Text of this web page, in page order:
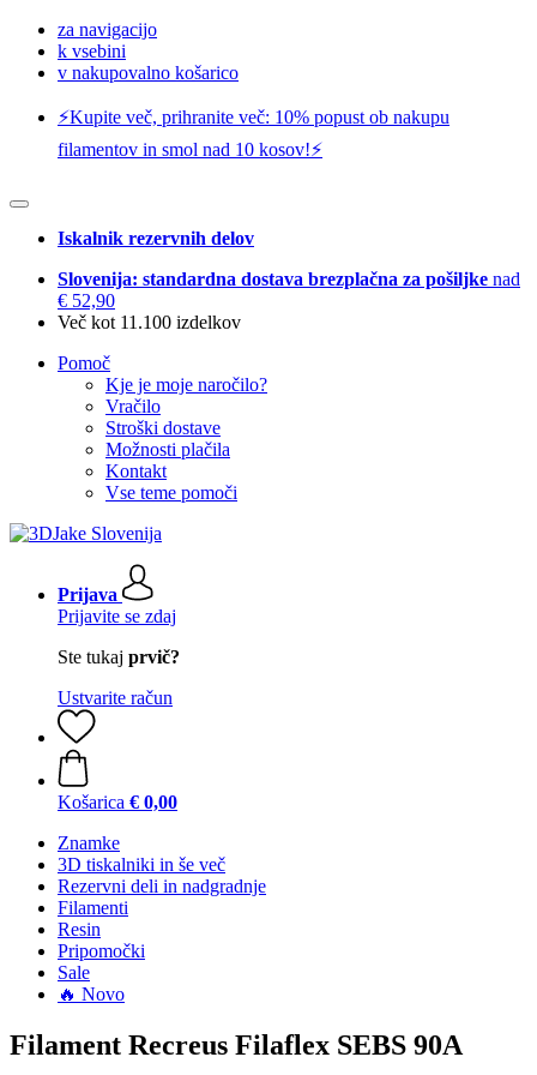
za navigacijo
k vsebini
v nakupovalno košarico
⚡️Kupite več, prihranite več: 10% popust ob nakupu
filamentov in smol nad 10 kosov!⚡️
Iskalnik rezervnih delov
Slovenija: standardna dostava brezplačna za pošiljke nad
€ 52,90
Več kot 11.100 izdelkov
Pomoč
Kje je moje naročilo?
Vračilo
Stroški dostave
Možnosti plačila
Kontakt
Vse teme pomoči
Prijava
Prijavite se zdaj
Ste tukaj prvič?
Ustvarite račun
Košarica € 0,00
Znamke
3D tiskalniki in še več
Rezervni deli in nadgradnje
Filamenti
Resin
Pripomočki
Sale
🔥 Novo
Filament Recreus Filaflex SEBS 90A